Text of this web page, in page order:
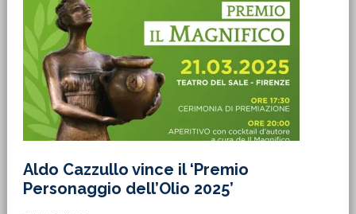
Aldo Cazzullo vince il ‘Premio
Personaggio dell’Olio 2025’